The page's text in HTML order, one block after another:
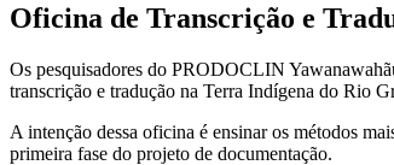
Oficina de Transcrição e
Os pesquisadores do PRODOCLIN
transcrição e tradução na Terra Indígena do Rio
A intenção dessa oficina é ensinar os métodos
primeira fase do projeto de documentação.